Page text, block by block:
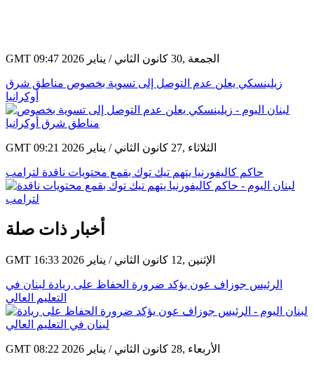
GMT 09:47 2026 الجمعة ,30 كانون الثاني / يناير
زيلينسكي يعلن عدم التوصل إلى تسوية بخصوص مناطق شرق
أوكرانيا
GMT 09:21 2026 الثلاثاء ,27 كانون الثاني / يناير
حاكم كاليفورنيا يتهم تيك توك بقمع محتويات ناقدة لترامب
أخبار ذات صلة
GMT 16:33 2026 الإثنين ,12 كانون الثاني / يناير
الرئيس جوزاف عون يؤكد ضرورة الحفاظ على ريادة لبنان في
التعليم العالي
GMT 08:22 2026 الأربعاء ,28 كانون الثاني / يناير